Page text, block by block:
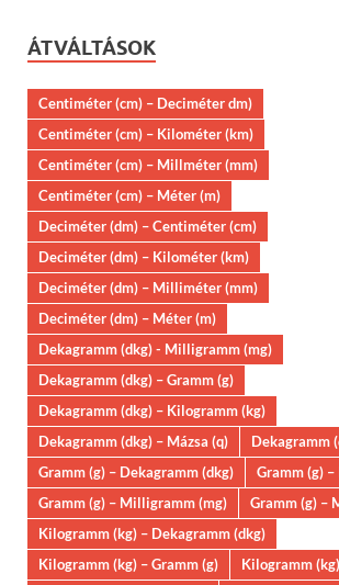
ÁTVÁLTÁSOK
Centiméter (cm) – Deciméter dm)
Centiméter (cm) – Kilométer (km)
Centiméter (cm) – Millméter (mm)
Centiméter (cm) – Méter (m)
Deciméter (dm) – Centiméter (cm)
Deciméter (dm) – Kilométer (km)
Deciméter (dm) – Milliméter (mm)
Deciméter (dm) – Méter (m)
Dekagramm (dkg) - Milligramm (mg)
Dekagramm (dkg) – Gramm (g)
Dekagramm (dkg) – Kilogramm (kg)
Dekagramm (dkg) – Mázsa (q)
Dekagramm
Gramm (g) – Dekagramm (dkg)
Gramm (g)
Gramm (g) – Milligramm (mg)
Gramm (g) –
Kilogramm (kg) – Dekagramm (dkg)
Kilogramm (kg) – Gramm (g)
Kilogramm